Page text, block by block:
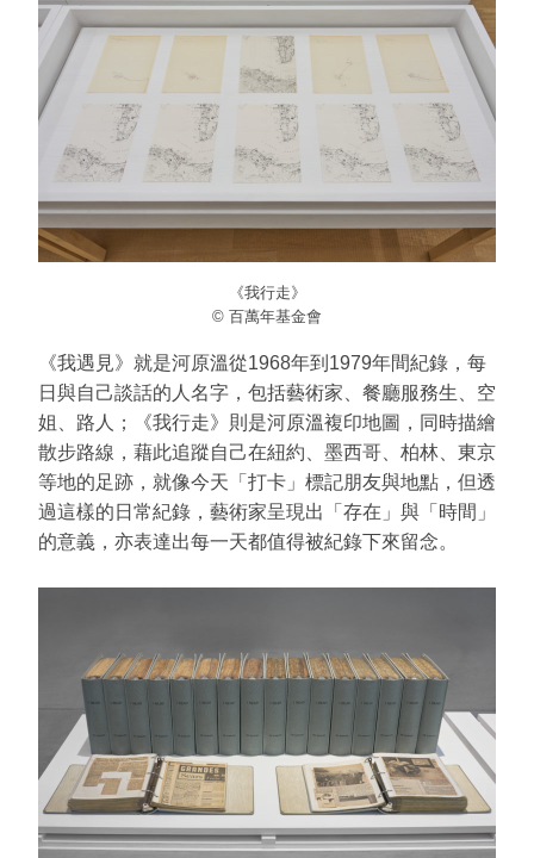
《我行走》
© 百萬年基金會
《我遇見》就是河原溫從1968年到1979年間紀錄，每
日與自己談話的人名字，包括藝術家、餐廳服務生、空
姐、路人；《我行走》則是河原溫複印地圖，同時描繪
散步路線，藉此追蹤自己在紐約、墨西哥、柏林、東京
等地的足跡，就像今天「打卡」標記朋友與地點，但透
過這樣的日常紀錄，藝術家呈現出「存在」與「時間」
的意義，亦表達出每一天都值得被紀錄下來留念。